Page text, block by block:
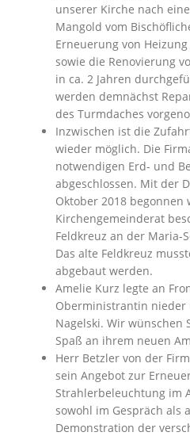
unserer Kirche nach
Mangold vom
Erneuerung von
sowie die Renovierung
in ca. 2 Jahren
werden demnächst
des Turmdaches
Inzwischen ist die
wieder möglich. Die
notwendigen Erd- und
abgeschlossen. Mit der
Oktober 2018 begonnen
Kirchengemeinderat
Feldkreuz an der Maria-
Das alte Feldkreuz
abgebaut werden.
Amelie Kurz legte an
Oberministrantin nieder
Nagelski. Wir wünschen
Spaß an ihrem neuen
Herr Betzler von der
sein Angebot zur
Strahlerbeleuchtung im
sowohl im Gespräch als
Demonstration der